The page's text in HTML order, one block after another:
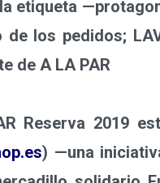
etiqueta
de los pedidos;
de A LA PAR
Reserva 2019
) —una